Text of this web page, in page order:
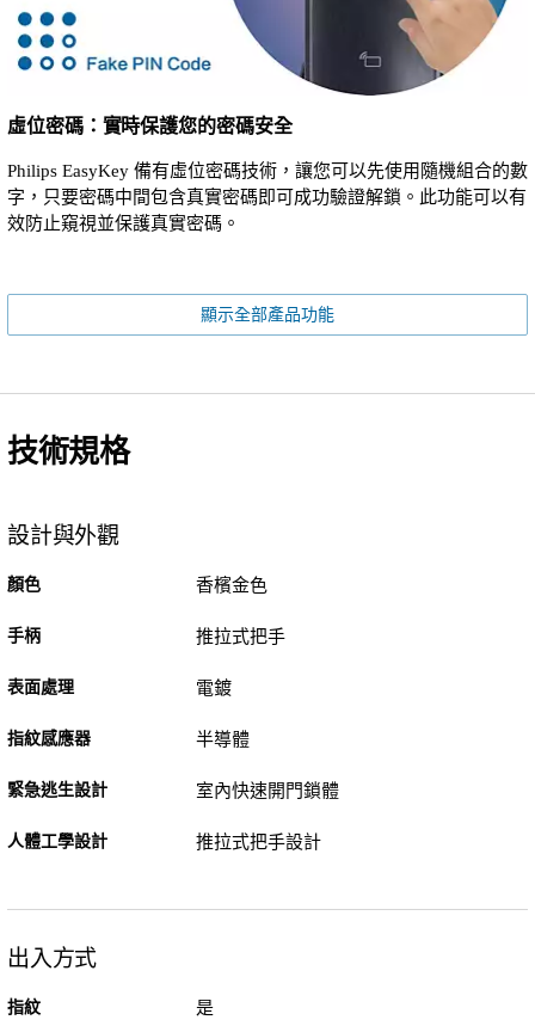
虛位密碼：實時保護您的密碼安全
Philips EasyKey 備有虛位密碼技術，讓您可以先使用隨機組合的數
字，只要密碼中間包含真實密碼即可成功驗證解鎖。此功能可以有
效防止窺視並保護真實密碼。
顯示全部產品功能
技術規格
設計與外觀
顏色 香檳金色
手柄 推拉式把手
表面處理 電鍍
指紋感應器 半導體
緊急逃生設計 室內快速開門鎖體
人體工學設計 推拉式把手設計
出入方式
指紋 是